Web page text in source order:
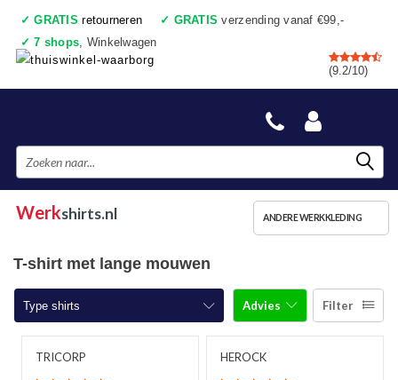
✓ GRATIS retourneren ✓ GRATIS verzending vanaf €99,-
✓ 7 shops, Winkelwagen
✓Voor 17:00 uur besteld, vandaag verzonden
✓Achteraf betalen ✓Ook een échte winkel
(9.2/10)
Werkshirts.nl ANDERE WERKKLEDING
T-shirt met lange mouwen
Type shirts
T-shirts korte mouw
Filter
Advies
TRICORP HEROCK